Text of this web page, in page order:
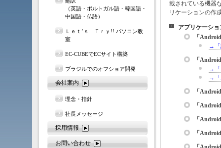
載されている機器
リケーションの作
アプリケーシ
「
→「
「
→「
→「
「
「
「
「
（英語・ポルトガル語・韓国語・
中国語・仏語）
Ｌｅｔ’ｓ Ｔｒｙ!! パソコン教
室
EC-CUBEでECサイト構築
ブラジルでのオフショア開発
会社案内
理念・指針
社長メッセージ
採用情報
お問い合わせ